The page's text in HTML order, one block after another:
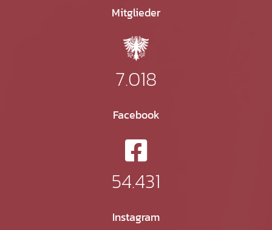
Mitglieder
7.018
Facebook
54.431
Instagram